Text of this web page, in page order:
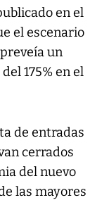
en el
el escenario
un
175% en el
de entradas
cerrados
del nuevo
las mayores